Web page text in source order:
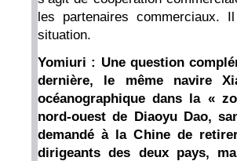
les partenaires commerciaux.
situation.
Yomiuri : Une question
dernière, le même navire
océanographique dans la «
nord-ouest de Diaoyu Dao,
demandé à la Chine de
dirigeants des deux pays,